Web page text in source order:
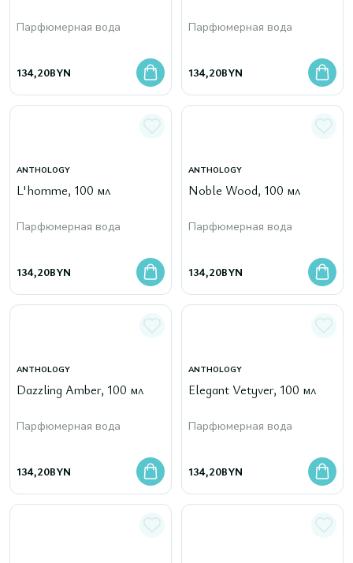
Парфюмерная вода
134,20BYN
Парфюмерная вода
134,20BYN
ANTHOLOGY
L'homme, 100 мл
Парфюмерная вода
134,20BYN
ANTHOLOGY
Noble Wood, 100 мл
Парфюмерная вода
134,20BYN
ANTHOLOGY
Dazzling Amber, 100 мл
Парфюмерная вода
134,20BYN
ANTHOLOGY
Elegant Vetyver, 100 мл
Парфюмерная вода
134,20BYN